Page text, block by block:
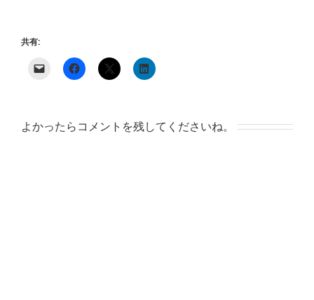
共有:
よかったらコメントを残してくださいね。